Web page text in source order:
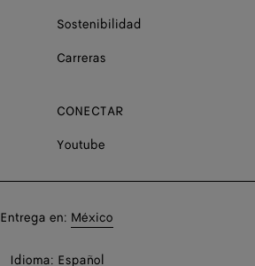
Sostenibilidad
Carreras
CONECTAR
Youtube
Compra
Entrega en: México
Compra
Idioma: Español